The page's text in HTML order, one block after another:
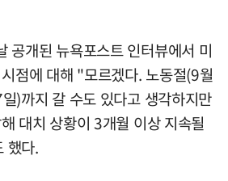
공개된 뉴욕포스트 인터뷰에서 미
점에 대해 "모르겠다. 노동절(9월
)까지 갈 수도 있다고 생각하지만
대치 상황이 3개월 이상 지속될
했다.